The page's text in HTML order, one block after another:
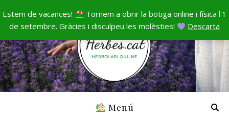
Menú
Estem de vacances!
Tornem a obrir la botiga online i física l'1
de setembre. Gràcies i disculpeu les molèsties!
Descarta